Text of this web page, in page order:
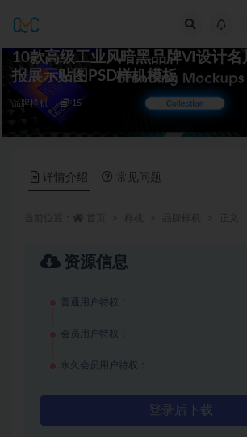
10款高级工业风暗黑品牌VI设计名
报展示贴图PSD样机模板
品牌样机 15
详情介绍 常见问题
资源信息
普通用户特权：
会员用户特权：
永久会员用户特权：
登录后下载